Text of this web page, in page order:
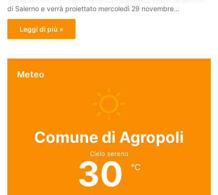
di Salerno e verrà proiettato mercoledì 29 novembre…
Leggi di più »
Meteo
Comune di Agropoli
Cielo sereno
30 ℃